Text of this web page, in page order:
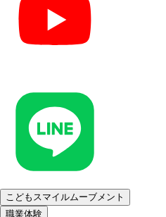
こどもスマイルムーブメント
職業体験